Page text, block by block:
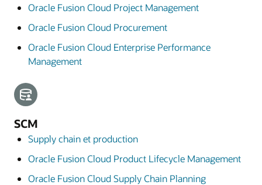
Oracle Fusion Cloud Project Management
Oracle Fusion Cloud Procurement
Oracle Fusion Cloud Enterprise Performance
Management
SCM
Supply chain et production
Oracle Fusion Cloud Product Lifecycle Management
Oracle Fusion Cloud Supply Chain Planning